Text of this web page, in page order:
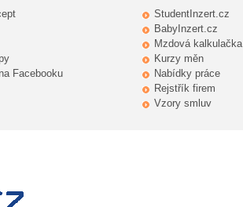
Facebooku
StudentInzert.cz
BabyInzert.cz
Mzdová kalkulačka
Kurzy měn
Nabídky práce
Rejstřík firem
Vzory smluv